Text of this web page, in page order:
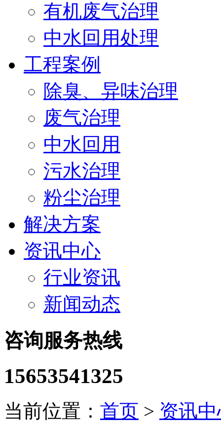
有机废气治理
中水回用处理
工程案例
除臭、异味治理
废气治理
中水回用
污水治理
粉尘治理
解决方案
资讯中心
行业资讯
新闻动态
咨询服务热线
15653541325
当前位置： 首页 > 资讯